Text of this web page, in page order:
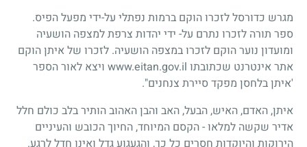
מגרש כדורסל לזכרו הוקם ברמות נפתלי על-ידי מפעל הפיס.
ספר תורה לזכרו נתרם על- ידי יהדות צרפת למצפה הושעיה
ומועדון נוער הוקם לזכרו במצפה הושעיה. לזכרו של איתן הוקם
אתר אינטרנט שכתובתו www.eitan.gov.il ויצא לאור הספר
'איתן בלחסן מפקד סיירת צנחנים".
איתן, האדם, האיש, הבעל, האב והבן האהוב הותיר בלב כולם חלל
אדיר שקשה למלאו - הקסם המיוחד, החיוך הכובש והעיניים
הירוקות והיוקדות חסרים כל כך, והגעגוע גדל ואינו חדל לרגע.